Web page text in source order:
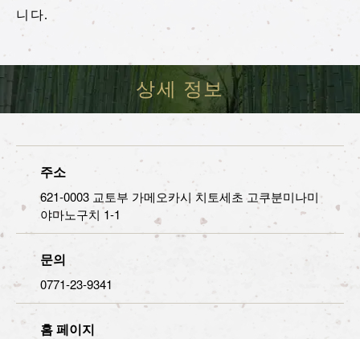
티켓 예약하기
니다.
상세 정보
주소
621-0003 교토부 가메오카시 치토세초 고쿠분미나미
야마노구치 1-1
문의
0771-23-9341
홈 페이지